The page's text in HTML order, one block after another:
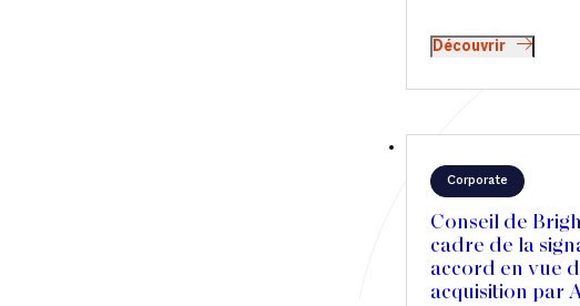
Découvrir
Corporate
Conseil de
cadre de la
accord en vue
acquisition par